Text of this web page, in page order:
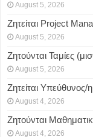
August 5, 2026
Ζητείται Project
August 5, 2026
Ζητούνται Ταμίες
August 5, 2026
Ζητείται Υπεύθυνος/
August 4, 2026
Ζητούνται
August 4, 2026